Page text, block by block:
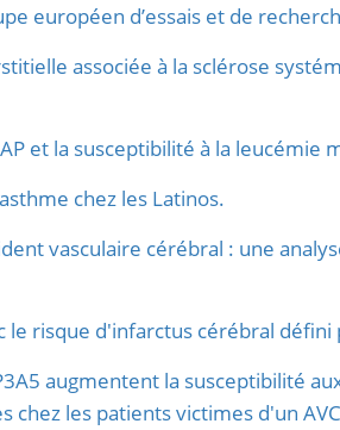
européen d’essais et de
associée à la sclérose
et la susceptibilité à la leucémie
chez les Latinos.
vasculaire cérébral : une
le risque d'infarctus cérébral défini
augmentent la susceptibilité
les patients victimes d'un